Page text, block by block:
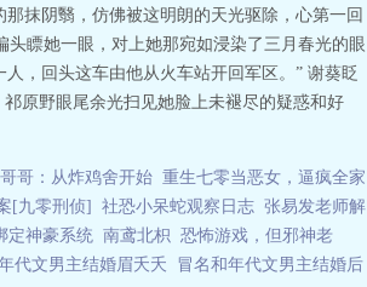
婚，谁知表姐突然哭着找上门，要谢葵
表姐顿时面色惨白，踉跄逃走。谢葵这才
，因招架不住长辈催婚，提早跑路。没
娃亲对象的十八岁姑娘。岂料，赶到部队
赌气，而是她知道，他们生活在一本小
，忿忿想，她巴不得他冷情一些！***赵
工作的短命石头人，于是设计转嫁了对方
诉自己不要去关注，但每每跟丈夫发生口
头，竟一步步把他媳妇宠成个十指不沾阳
抹阴翳，仿佛被这明朗的天光驱除，心第一回
瞟她一眼，对上她那宛如浸染了三月春光的眼
，回头这车由他从火车站开回军区。” 谢葵眨
原野眼尾余光扫见她脸上未褪尽的疑惑和好
哥：从炸鸡舍开始 重生七零当恶女，逼疯全家
[九零刑侦] 社恐小呆蛇观察日志 张易发老师解
定神豪系统 南鸢北枳 恐怖游戏，但邪神老
代文男主结婚眉夭夭 冒名和年代文男主结婚后